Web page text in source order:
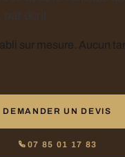
sur mesure. Aucun
DEMANDER UN DEVIS
07 85 01 17 83